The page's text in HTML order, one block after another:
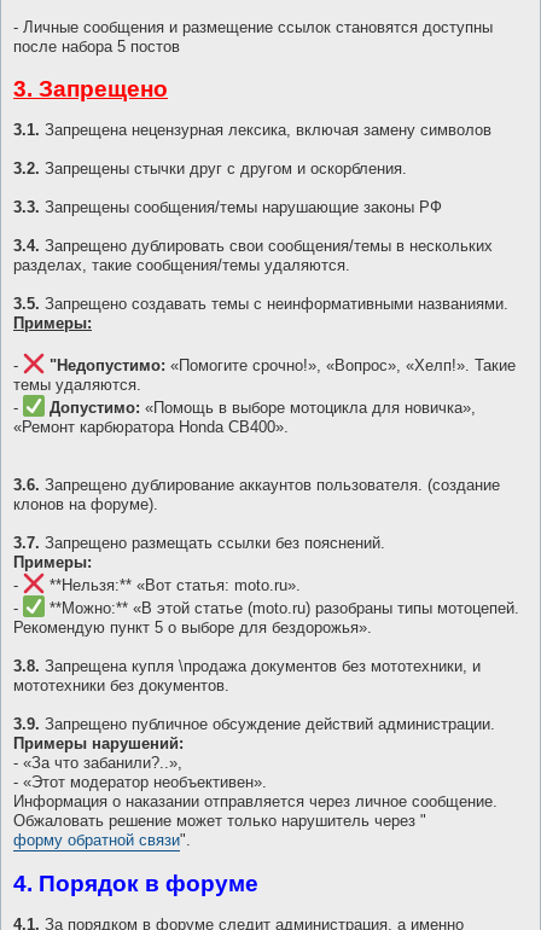
- Личные сообщения и размещение ссылок становятся доступны
после набора 5 постов
3. Запрещено
3.1. Запрещена нецензурная лексика, включая замену символов
3.2. Запрещены стычки друг с другом и оскорбления.
3.3. Запрещены сообщения/темы нарушающие законы РФ
3.4. Запрещено дублировать свои сообщения/темы в нескольких
разделах, такие сообщения/темы удаляются.
3.5. Запрещено создавать темы с неинформативными названиями.
Примеры:
- "Недопустимо: «Помогите срочно!», «Вопрос», «Хелп!». Такие
темы удаляются.
-
Допустимо: «Помощь в выборе мотоцикла для новичка»,
«Ремонт карбюратора Honda CB400».
3.6. Запрещено дублирование аккаунтов пользователя. (создание
клонов на форуме).
3.7. Запрещено размещать ссылки без пояснений.
Примеры:
-
**Нельзя:** «Вот статья: moto.ru».
-
**Можно:** «В этой статье (moto.ru) разобраны типы мотоцепей.
Рекомендую пункт 5 о выборе для бездорожья».
3.8. Запрещена купля \продажа документов без мототехники, и
мототехники без документов.
3.9. Запрещено публичное обсуждение действий администрации.
Примеры нарушений:
- «За что забанили?..»,
- «Этот модератор необъективен».
Информация о наказании отправляется через личное сообщение.
Обжаловать решение может только нарушитель через "
форму обратной связи".
4. Порядок в форуме
4.1. За порядком в форуме следит администрация, а именно